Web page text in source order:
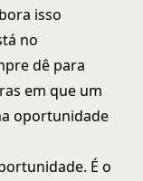
isso
no
dê para
em que um
oportunidade
É o